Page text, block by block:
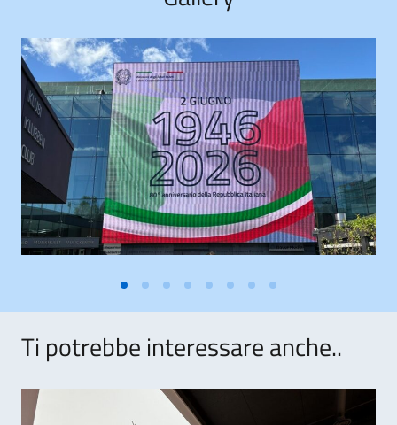
Ti potrebbe interessare anche..